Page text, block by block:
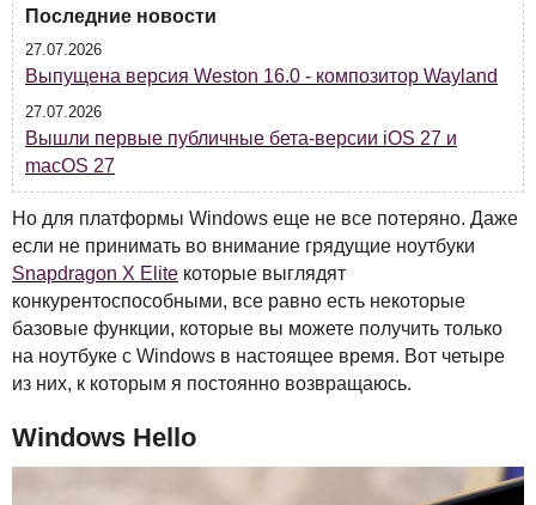
Последние новости
27.07.2026
Выпущена версия Weston 16.0 - композитор Wayland
27.07.2026
Вышли первые публичные бета-версии iOS 27 и
macOS 27
Но для платформы Windows еще не все потеряно. Даже
если не принимать во внимание грядущие ноутбуки
Snapdragon X Elite которые выглядят
конкурентоспособными, все равно есть некоторые
базовые функции, которые вы можете получить только
на ноутбуке с Windows в настоящее время. Вот четыре
из них, к которым я постоянно возвращаюсь.
Windows Hello